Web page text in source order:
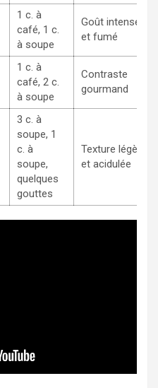
1 c. à
café, 1 c.
à soupe
Goût intense
et fumé
1 c. à
café, 2 c.
à soupe
Contraste
gourmand
3 c. à
soupe, 1
c. à
soupe,
quelques
gouttes
Texture légère
et acidulée